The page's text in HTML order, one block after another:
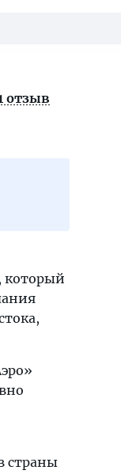
отзыв
который
страны